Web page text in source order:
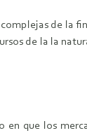
de la
de la la
que los